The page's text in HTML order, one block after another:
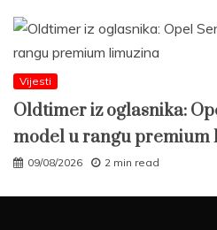
Vijesti
Oldtimer iz oglasnika:
model u rangu premium
09/08/2026 2 min read